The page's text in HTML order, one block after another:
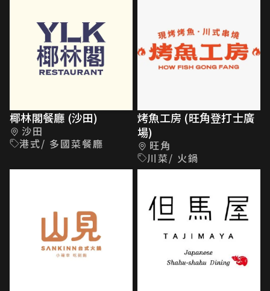
椰林閣餐廳 (沙田)
沙田
港式/ 多國菜餐廳
烤魚工房 (旺角登打士廣
場)
旺角
川菜/ 火鍋